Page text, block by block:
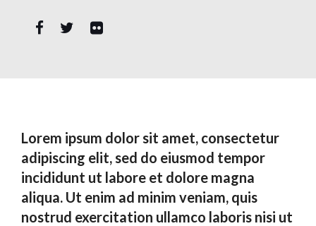
Lorem ipsum dolor sit amet, consectetur
adipiscing elit, sed do eiusmod tempor
incididunt ut labore et dolore magna
aliqua. Ut enim ad minim veniam, quis
nostrud exercitation ullamco laboris nisi ut